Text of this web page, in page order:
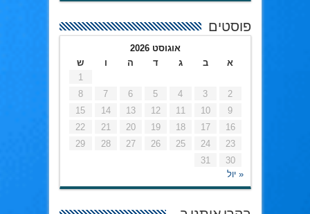
פוסטים
אוגוסט 2026
א
ב ג ד ה ו
ש
1
2
3
4
5
6
7
8
9
10
11
12
13
14
15
16
17
18
19
20
21
22
23
24
25
26
27
28
29
30
31
« יול